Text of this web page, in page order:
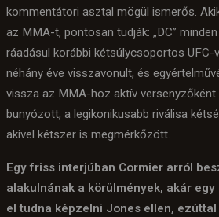
kommentátori asztal mögül ismerős.
az MMA-t, pontosan tudják: „DC”
ráadásul korábbi kétsúlycsoportos UFC-
néhány éve visszavonult, és
vissza az MMA-hoz aktív
bunyózott, a legikonikusabb riválisa
akivel kétszer is megmérkőzött.
Egy friss interjúban Cormier arról
alakulnának a körülmények, akár
el tudna képzelni Jones ellen,